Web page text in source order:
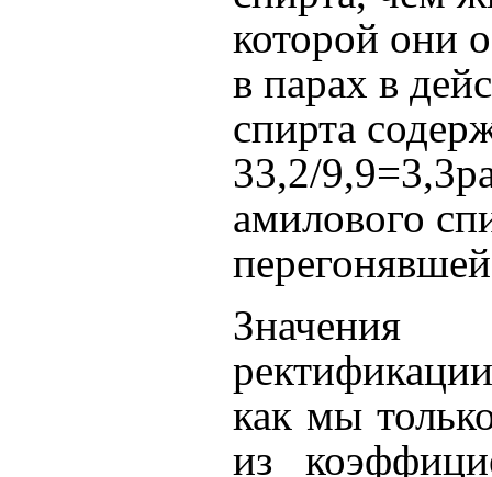
которой они
в парах в
спирта
33,2/
амилового
Значения
как мы
из